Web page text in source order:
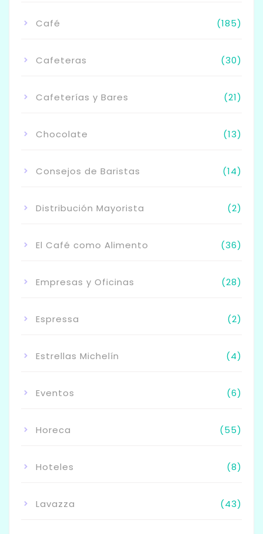
Café (185)
Cafeteras (30)
Cafeterías y Bares (21)
Chocolate (13)
Consejos de Baristas (14)
Distribución Mayorista (2)
El Café como Alimento (36)
Empresas y Oficinas (28)
Espressa (2)
Estrellas Michelín (4)
Eventos (6)
Horeca (55)
Hoteles (8)
Lavazza (43)